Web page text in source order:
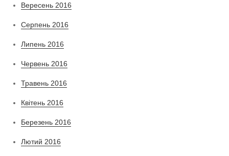
Вересень 2016
Серпень 2016
Липень 2016
Червень 2016
Травень 2016
Квітень 2016
Березень 2016
Лютий 2016